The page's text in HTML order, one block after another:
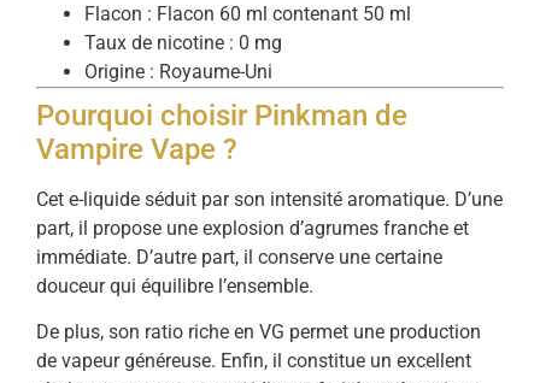
Flacon : Flacon 60 ml contenant 50 ml
Taux de nicotine : 0 mg
Origine : Royaume-Uni
Pourquoi choisir Pinkman de
Vampire Vape ?
Cet e-liquide séduit par son intensité aromatique. D’une
part, il propose une explosion d’agrumes franche et
immédiate. D’autre part, il conserve une certaine
douceur qui équilibre l’ensemble.
De plus, son ratio riche en VG permet une production
de vapeur généreuse. Enfin, il constitue un excellent